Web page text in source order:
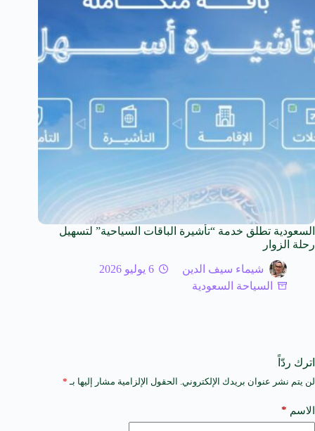
السعودية تطلق خدمة “تأشيرة الباقات السياحية” لتسهيل
رحلة الزوار
شيماء سيف الدين
6 يوليو 2026
السياحة السعودية
اترك ردّاً
لن يتم نشر عنوان بريدك الإلكتروني. الحقول الإلزامية مشار إليها بـ *
الاسم *
A
t
e